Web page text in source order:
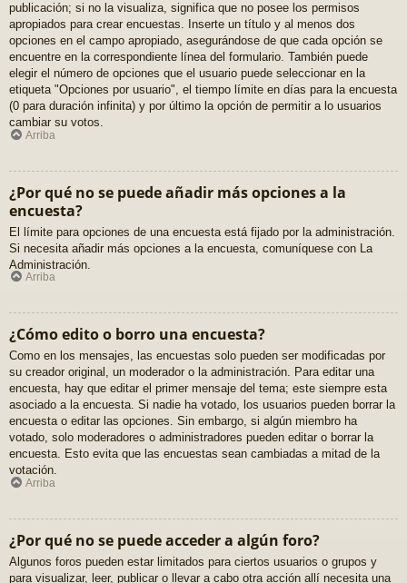
publicación; si no la visualiza, significa que no posee los permisos
apropiados para crear encuestas. Inserte un título y al menos dos
opciones en el campo apropiado, asegurándose de que cada opción se
encuentre en la correspondiente línea del formulario. También puede
elegir el número de opciones que el usuario puede seleccionar en la
etiqueta "Opciones por usuario", el tiempo límite en días para la encuesta
(0 para duración infinita) y por último la opción de permitir a lo usuarios
cambiar su votos.
Arriba
¿Por qué no se puede añadir más opciones a la
encuesta?
El límite para opciones de una encuesta está fijado por la administración.
Si necesita añadir más opciones a la encuesta, comuníquese con La
Administración.
Arriba
¿Cómo edito o borro una encuesta?
Como en los mensajes, las encuestas solo pueden ser modificadas por
su creador original, un moderador o la administración. Para editar una
encuesta, hay que editar el primer mensaje del tema; este siempre esta
asociado a la encuesta. Si nadie ha votado, los usuarios pueden borrar la
encuesta o editar las opciones. Sin embargo, si algún miembro ha
votado, solo moderadores o administradores pueden editar o borrar la
encuesta. Esto evita que las encuestas sean cambiadas a mitad de la
votación.
Arriba
¿Por qué no se puede acceder a algún foro?
Algunos foros pueden estar limitados para ciertos usuarios o grupos y
para visualizar, leer, publicar o llevar a cabo otra acción allí necesita una